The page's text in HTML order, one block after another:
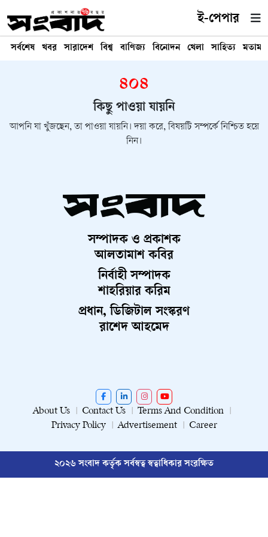
ই-পেপার
সর্বশেষ খবর সারাদেশ বিশ্ব বাণিজ্য বিনোদন খেলা সাহিত্য মতামত
৪০৪
কিছু পাওয়া যায়নি
আপনি যা খুঁজছেন, তা পাওয়া যায়নি। দয়া করে, বিষয়টি সম্পর্কে নিশ্চিত হয়ে
নিন।
সম্পাদক ও প্রকাশক
আলতামাশ কবির
নির্বাহী সম্পাদক
শাহরিয়ার করিম
প্রধান, ডিজিটাল সংস্করণ
রাশেদ আহমেদ
About Us Contact Us
Terms And Condition
Privacy Policy
Advertisement Career
২০২৬ সংবাদ কর্তৃক সর্বস্বত্ব স্বত্বাধিকার সংরক্ষিত